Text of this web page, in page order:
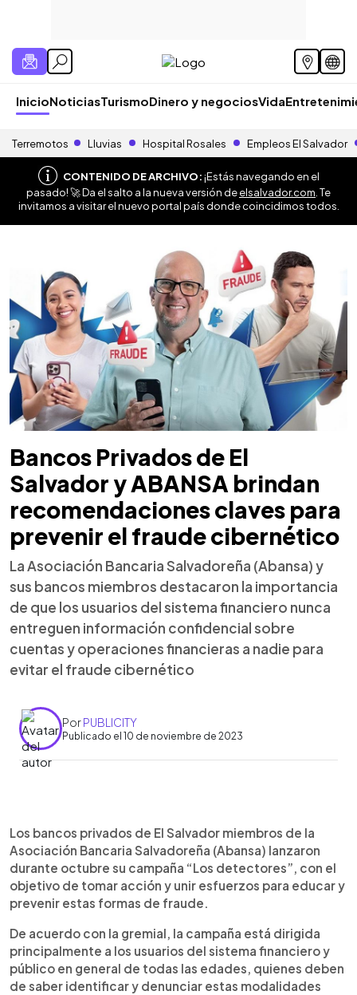
InicioNoticiasTurismoDinero y negociosVida
Terremotos Lluvias Hospital Rosales Empleos El Salvador
CONTENIDO DE ARCHIVO:¡Estás navegando en el
pasado! 🚀 Da el salto a la nueva versión deelsalvador.com . Te
invitamos a visitar el nuevo portal país donde coincidimos todos.
Bancos Privados de El
Salvador y ABANSA brindan
recomendaciones claves para
prevenir el fraude cibernético
La Asociación Bancaria Salvadoreña (Abansa) y
sus bancos miembros destacaron la importancia
de que los usuarios del sistema financiero nunca
entreguen información confidencial sobre
cuentas y operaciones financieras a nadie para
evitar el fraude cibernético
PorPUBLICITY
Publicado el 10 de noviembre de 2023
Escuchar artículo
Los bancos privados de El Salvador miembros de la
Asociación Bancaria Salvadoreña (Abansa) lanzaron
durante octubre su campaña “Los detectores”, con el
objetivo de tomar acción y unir esfuerzos para educar y
prevenir estas formas de fraude.
De acuerdo con la gremial, la campaña está dirigida
principalmente a los usuarios del sistema financiero y
público en general de todas las edades, quienes deben
de saber identificar y denunciar estas modalidades